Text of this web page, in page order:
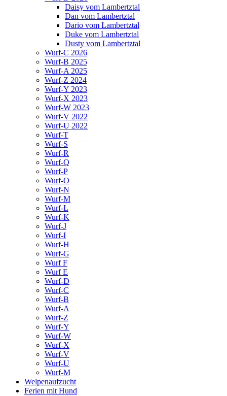
Daisy vom Lambertztal
Dan vom Lambertztal
Dario vom Lambertztal
Duke vom Lambertztal
Dusty vom Lambertztal
Wurf-C 2026
Wurf-B 2025
Wurf-A 2025
Wurf-Z 2024
Wurf-Y 2023
Wurf-X 2023
Wurf-W 2023
Wurf-V 2022
Wurf-U 2022
Wurf-T
Wurf-S
Wurf-R
Wurf-Q
Wurf-P
Wurf-O
Wurf-N
Wurf-M
Wurf-L
Wurf-K
Wurf-J
Wurf-I
Wurf-H
Wurf-G
Wurf F
Wurf E
Wurf-D
Wurf-C
Wurf-B
Wurf-A
Wurf-Z
Wurf-Y
Wurf-W
Wurf-X
Wurf-V
Wurf-U
Wurf-M
Welpenaufzucht
Ferien mit Hund